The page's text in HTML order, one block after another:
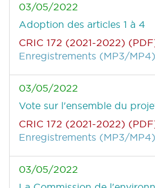
03/05/2022
Adoption des articles 1 à 4
CRIC 172 (2021-2022)
Enregistrements (MP3/MP4)
03/05/2022
Vote sur l'ensemble du
CRIC 172 (2021-2022)
Enregistrements (MP3/MP4)
03/05/2022